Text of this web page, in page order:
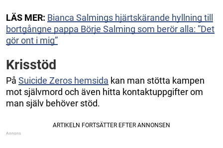
LÄS MER: Bianca Salmings hjärtskärande hyllning till
bortgångne pappa Börje Salming som berör alla: ”Det
gör ont i mig”
Krisstöd
På Suicide Zeros hemsida kan man stötta kampen
mot självmord och även hitta kontaktuppgifter om
man själv behöver stöd.